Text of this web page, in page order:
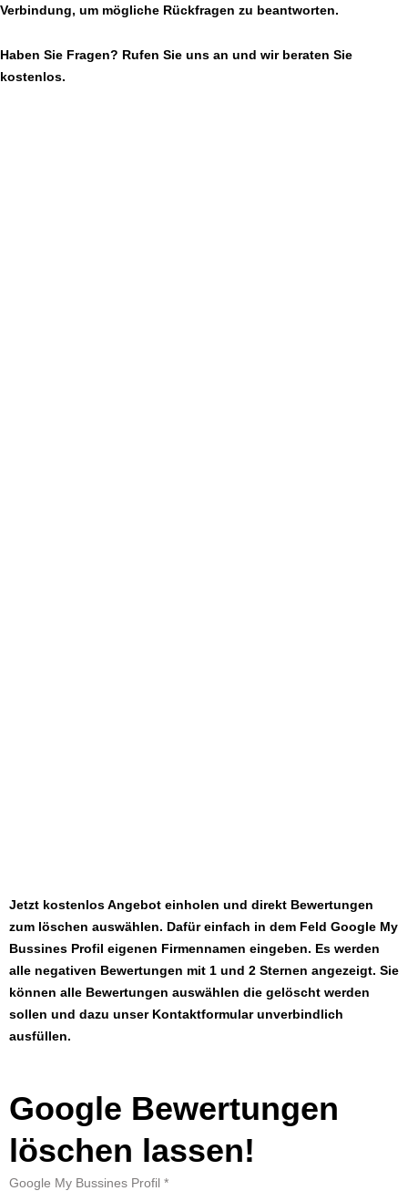
Verbindung, um mögliche Rückfragen zu beantworten.
Haben Sie Fragen? Rufen Sie uns an und wir beraten Sie
kostenlos.
Jetzt kostenlos Angebot einholen und direkt Bewertungen
zum löschen auswählen. Dafür einfach in dem Feld Google My
Bussines Profil eigenen Firmennamen eingeben. Es werden
alle negativen Bewertungen mit 1 und 2 Sternen angezeigt. Sie
können alle Bewertungen auswählen die gelöscht werden
sollen und dazu unser Kontaktformular unverbindlich
ausfüllen.
Google Bewertungen
löschen lassen!
Google My Bussines Profil *